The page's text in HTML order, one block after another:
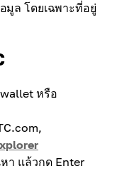
มูล โดยเฉพาะที่อยู่
หรือ
า แล้วกด Enter